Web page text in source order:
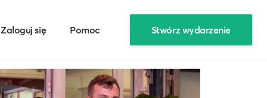
Zaloguj się Pomoc Stwórz wydarzenie